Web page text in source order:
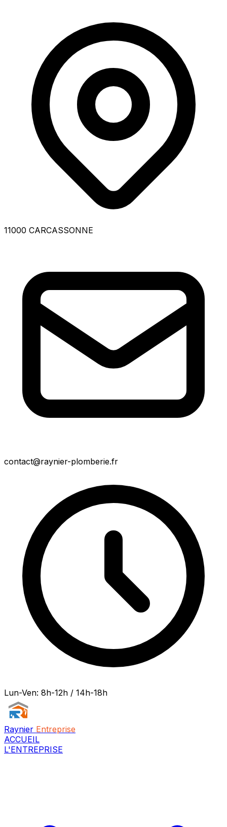
11000 CARCASSONNE
contact@raynier-plomberie.fr
Lun-Ven: 8h-12h / 14h-18h
Raynier Entreprise
ACCUEIL
L'ENTREPRISE